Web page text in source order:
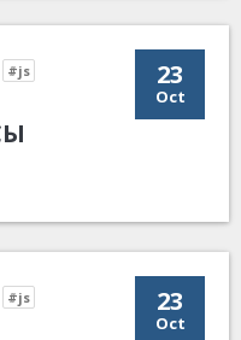
23
Oct
#js
23
Oct
#js